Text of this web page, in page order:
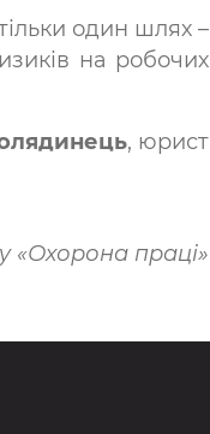
один шлях –
на робочих
, юрист
«Охорона праці»